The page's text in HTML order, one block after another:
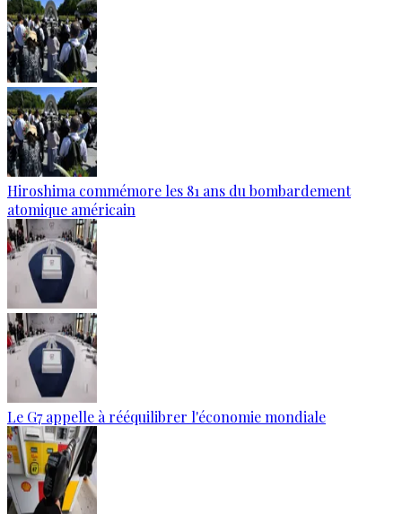
Hiroshima commémore les 81 ans du bombardement
atomique américain
Le G7 appelle à rééquilibrer l'économie mondiale